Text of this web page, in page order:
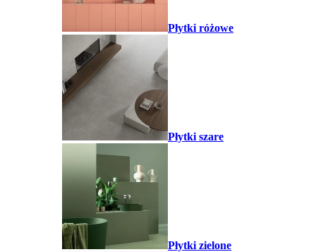
Płytki różowe
Płytki szare
Płytki zielone